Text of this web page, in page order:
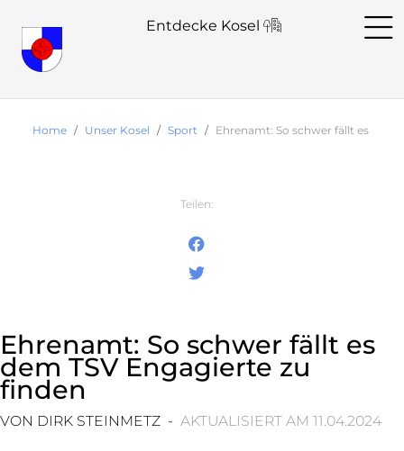
Entdecke Kosel
Home Unser Kosel Sport Ehrenamt: So schwer fällt es dem
Teilen:
Ehrenamt: So schwer fällt es
dem TSV Engagierte zu
finden
VON DIRK STEINMETZ - AKTUALISIERT AM 11.04.2024